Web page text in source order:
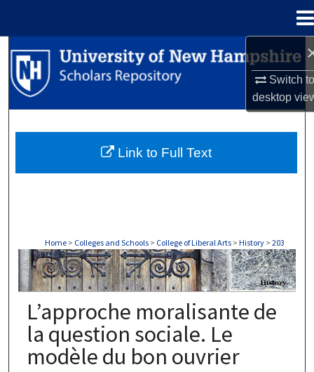
Switch
desktop
Search
Browse Collections
About
Home > Colleges and Schools > College of Liberal Arts > History > 203
HISTORY
L’approche moralisante de
la question sociale. Le
modèle du bon ouvrier
Link to Full Text